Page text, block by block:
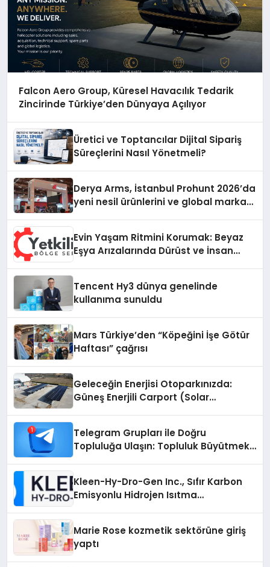
Falcon Aero Group, Küresel Havacılık Tedarik
Zincirinde Türkiye’den Dünyaya Açılıyor
Üretici ve Toptancılar Dijital Sipariş
Süreçlerini Nasıl Yönetmeli?
Derya Arms, İstanbul Prohunt 2026’da
yeni nesil ürünlerini ve global marka
Evin Yaşam Ritmini Korumak: Beyaz
Eşya Arızalarında Dürüst ve İnsan
Tencent Hy3 dünya genelinde
kullanıma sunuldu
Mars Türkiye’den “Köpeğini İşe Götür
Haftası” çağrısı
Geleceğin Enerjisi Otoparkınızda:
Güneş Enerjili Carport (Solar
Telegram Grupları ile Doğru
Topluluğa Ulaşın: Topluluk Büyütmek
Kleen-Hy-Dro-Gen Inc., Sıfır Karbon
Emisyonlu Hidrojen Isıtma
Marie Rose kozmetik sektörüne giriş
yaptı